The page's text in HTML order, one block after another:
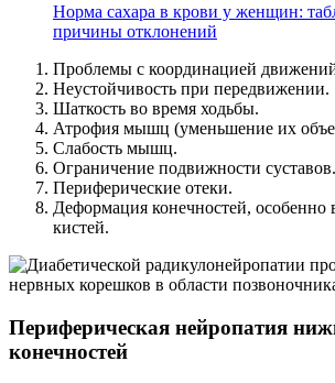
Норма сахара в крови у женщин:
причины отклонений
Проблемы с координацией
Неустойчивость при передвижении.
Шаткость во время ходьбы.
Атрофия мышц (уменьшение их
Слабость мышц.
Ограничение подвижности суставов.
Периферические отеки.
Деформация конечностей, особенно
кистей.
Периферическая нейропатия
конечностей